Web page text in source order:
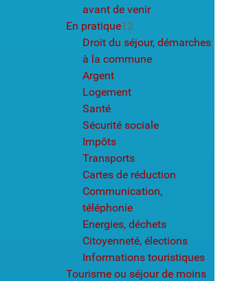
avant de venir
En pratique12
Droit du séjour, démarches
à la commune
Argent
Logement
Santé
Sécurité sociale
Impôts
Transports
Cartes de réduction
Communication,
téléphonie
Energies, déchets
Citoyenneté, élections
Informations touristiques
Tourisme ou séjour de moins